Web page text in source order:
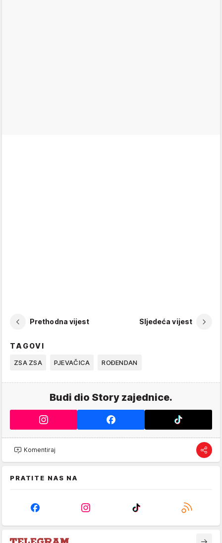
Prethodna vijest Sljedeća vijest
TAGOVI
ZSA ZSA PJEVAČICA ROĐENDAN
Budi dio Story zajednice.
Komentiraj
PRATITE NAS NA